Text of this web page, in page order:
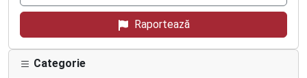
Raportează
Categorie